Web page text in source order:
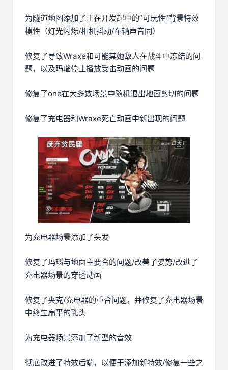
为隧道地图添加了正在开发起中的”可玩性”背景特效
模性（灯光闪烁/相机抖动/车辆声音同）
修复了导致Wraxe和可能其她敌人在战斗中冻结的问
题，以及玛瑙停止播放受击动画的问题
修复了one在大多数场景中随机退出地面剪切的问题
修复了充电器和Wraxe死亡动画中新出现的问题
为充电器场景添加了头发
修复了玛瑙与地面主要合的问题/改善了姿势/改进了
充电器场景的穿透动画
修复了夹克/充电器的重合问题，并修复了充电器场景
中终生扁平的乳头
为充电器场景添加了新型的音效
彻底改进了特效后端，以便于添加新特效/修复一些之